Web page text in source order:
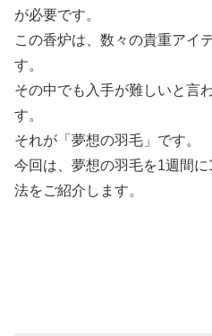
が必要です。
この香炉は、数々の貴重アイ
す。
その中でも入手が難しいと言
す。
それが「夢想の羽毛」です。
今回は、夢想の羽毛を1週間
法をご紹介します。